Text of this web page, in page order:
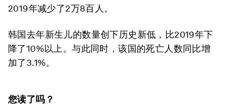
2019年减少了2万8百人。
韩国去年新生儿的数量创下历史新低，比2019年下
降了10%以上。与此同时，该国的死亡人数同比增
加了3.1%。
您读了吗？